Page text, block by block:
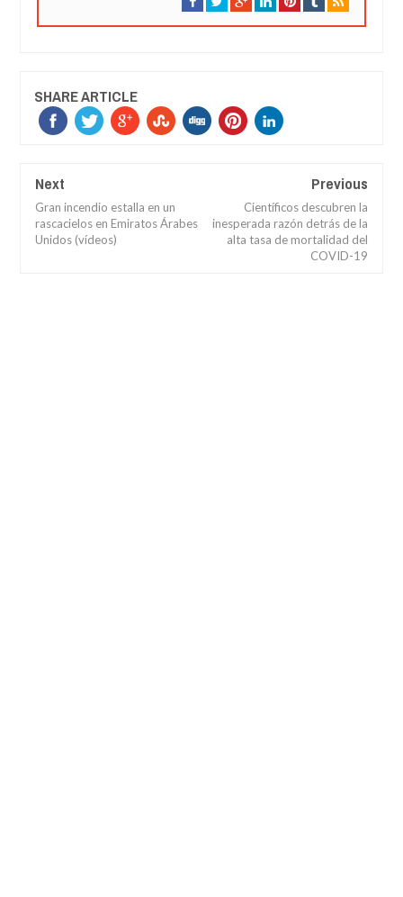
SHARE ARTICLE
Next
Gran incendio estalla en un
rascacielos en Emiratos Árabes
Unidos (vídeos)
Previous
Científicos descubren la
inesperada razón detrás de la
alta tasa de mortalidad del
COVID-19